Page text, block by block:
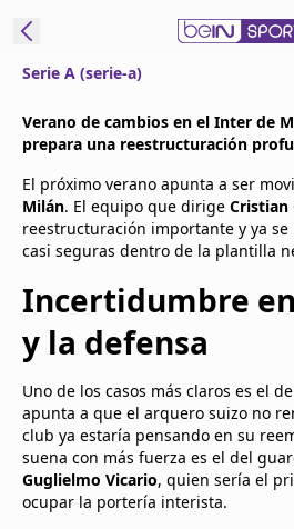
Edition
United States
Administrar
Programación
Contáctanos
Serie A (serie-a)
Verano de cambios en el Inter de
prepara una reestructuración
El próximo verano apunta a ser
Milán. El equipo que dirige Cristian
reestructuración importante y ya
casi seguras dentro de la plantilla
Incertidumbre
y la defensa
Uno de los casos más claros es el de
apunta a que el arquero suizo no
club ya estaría pensando en su
suena con más fuerza es el del
Guglielmo Vicario, quien sería el
ocupar la portería interista.